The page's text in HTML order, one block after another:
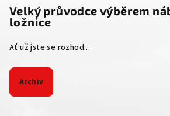
Velký průvodce výběrem
ložnice
Ať už jste se rozhod...
Archiv